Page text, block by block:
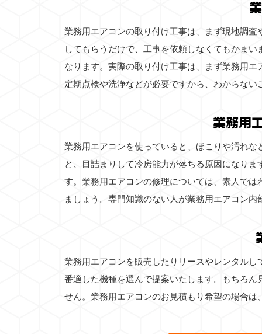
業務用エアコンの取り付け工事は、まず現地調
してもらうだけで、工事を依頼しなくてもかま
なります。実際の取り付け工事は、まず業務用
定期点検や洗浄などが必要ですから、わからな
業務用
業務用エアコンを使っていると、ほこりや汚れ
と、目詰まりして冷房能力が落ちる原因になり
す。業務用エアコンの修理については、素人で
ましょう。専門知識のない人が業務用エアコン
業務用エアコンを販売したりリースやレンタル
番適した機種を選んで提案いたします。もちろ
せん。業務用エアコンのお見積もり希望の場合